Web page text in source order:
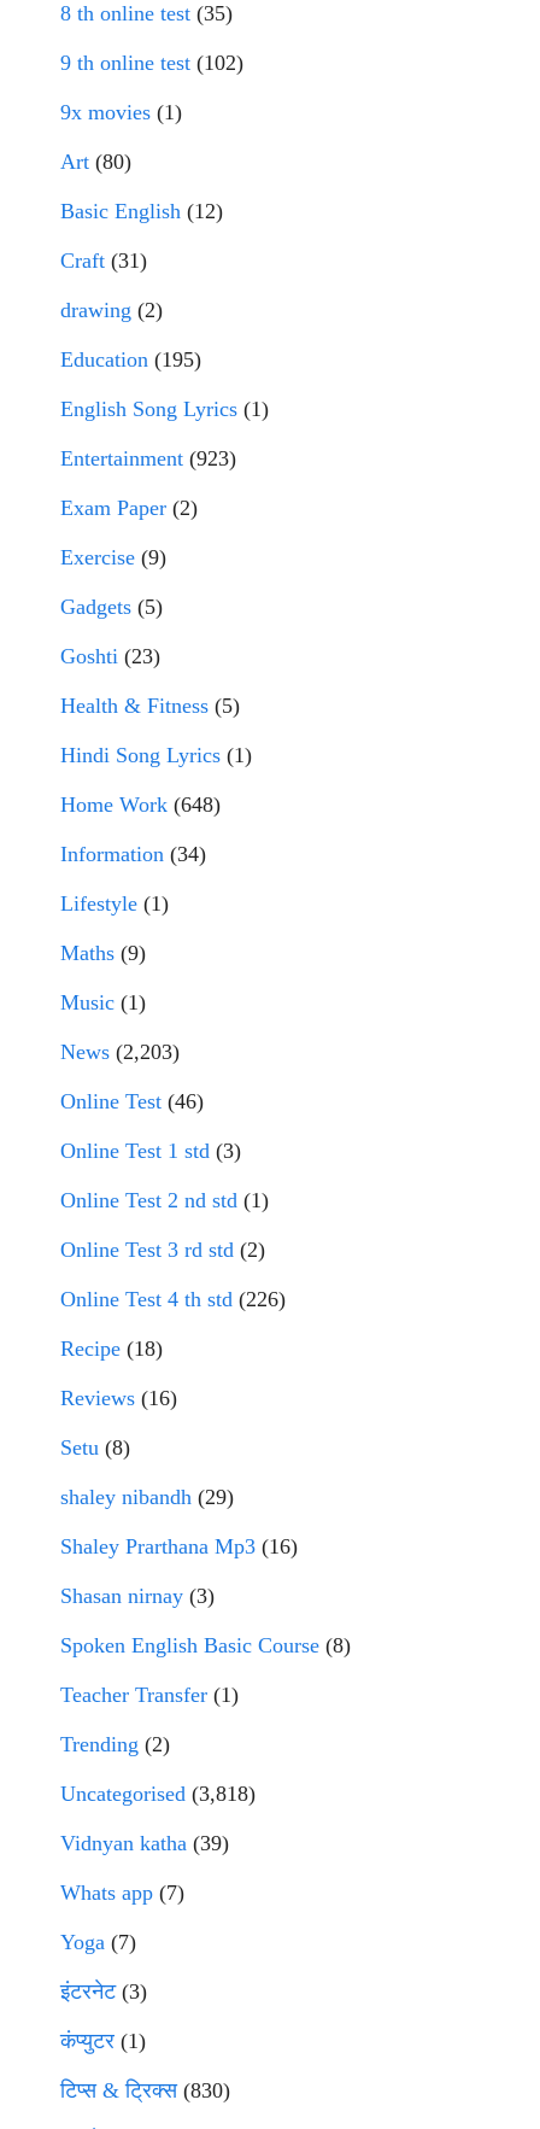
8 th online test (35)
9 th online test (102)
9x movies (1)
Art (80)
Basic English (12)
Craft (31)
drawing (2)
Education (195)
English Song Lyrics (1)
Entertainment (923)
Exam Paper (2)
Exercise (9)
Gadgets (5)
Goshti (23)
Health & Fitness (5)
Hindi Song Lyrics (1)
Home Work (648)
Information (34)
Lifestyle (1)
Maths (9)
Music (1)
News (2,203)
Online Test (46)
Online Test 1 std (3)
Online Test 2 nd std (1)
Online Test 3 rd std (2)
Online Test 4 th std (226)
Recipe (18)
Reviews (16)
Setu (8)
shaley nibandh (29)
Shaley Prarthana Mp3 (16)
Shasan nirnay (3)
Spoken English Basic Course (8)
Teacher Transfer (1)
Trending (2)
Uncategorised (3,818)
Vidnyan katha (39)
Whats app (7)
Yoga (7)
इंटरनेट(3)
कंप्युटर (1)
टिप्स & ट्रिक्स(830)